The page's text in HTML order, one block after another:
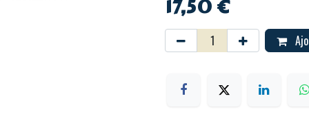
17,50€